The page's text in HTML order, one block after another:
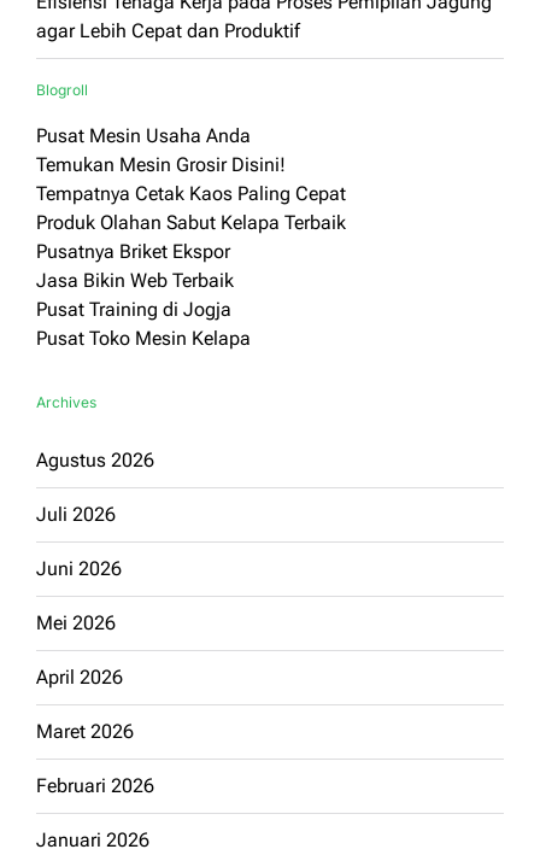
agar Lebih Cepat dan Produktif
Blogroll
Pusat Mesin Usaha Anda
Temukan Mesin Grosir Disini!
Tempatnya Cetak Kaos Paling Cepat
Produk Olahan Sabut Kelapa Terbaik
Pusatnya Briket Ekspor
Jasa Bikin Web Terbaik
Pusat Training di Jogja
Pusat Toko Mesin Kelapa
Archives
Agustus 2026
Juli 2026
Juni 2026
Mei 2026
April 2026
Maret 2026
Februari 2026
Januari 2026